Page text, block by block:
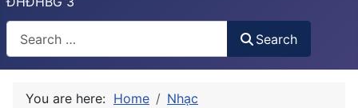
Search
You are here: Home
Nhạc